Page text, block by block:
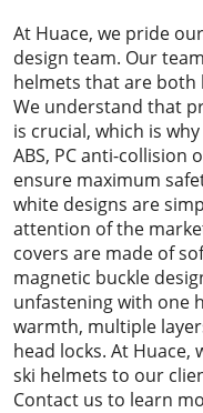
At Huace, we pride
design team. Our
helmets that are
We understand that
is crucial, which is
ABS, PC anti-
ensure maximum
white designs are
attention of the
covers are made of
magnetic buckle
unfastening with one
warmth, multiple
head locks. At Huace,
ski helmets to our
Contact us to learn